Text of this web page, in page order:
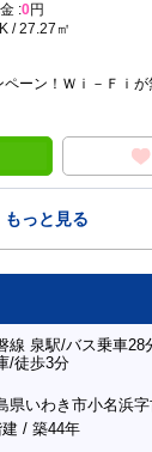
:0円
/ 27.27㎡
ーン！Ｗｉ－Ｆｉが
もっと見る
線 泉駅/バス乗車28
/徒歩3分
県いわき市小名浜
/ 築44年